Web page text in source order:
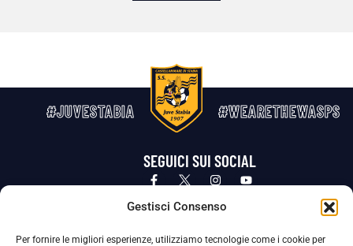
Gestisci Consenso
Per fornire le migliori esperienze, utilizziamo tecnologie come i cookie per
#JUVESTABIA #WEARETHEWASPS
SEGUICI SUI SOCIAL
Privacy Policy Cookie Policy